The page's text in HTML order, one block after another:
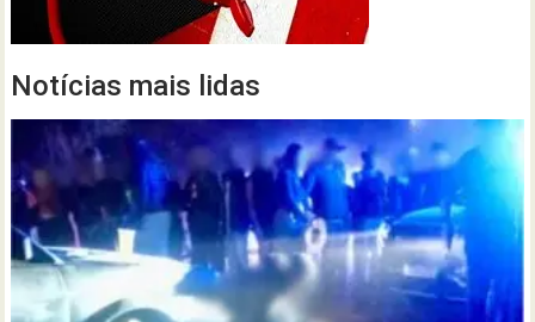
Notícias mais lidas